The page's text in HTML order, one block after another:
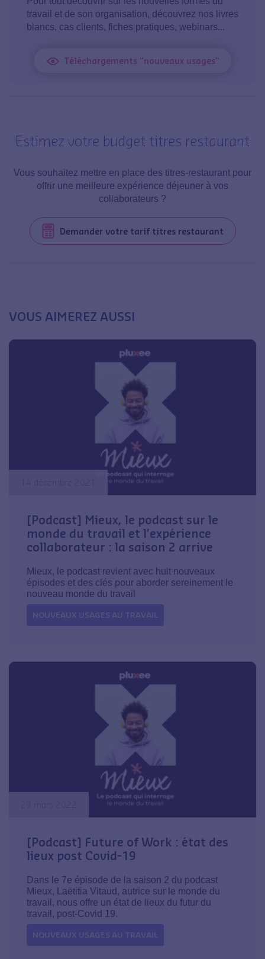
travail et de son organisation, découvrez nos livres
blancs, cas clients, fiches pratiques, webinars...
Téléchargements "nouveaux usages"
Estimez votre budget titres restaurant
Vous souhaitez mettre en place des titres-restaurant pour
offrir une meilleure expérience déjeuner à vos
collaborateurs ?
Demander votre tarif titres restaurant
VOUS AIMEREZ AUSSI
[Podcast] Mieux, le podcast sur le
monde du travail et l’expérience
collaborateur : la saison 2 arrive
Mieux, le podcast revient avec huit nouveaux
épisodes et des clés pour aborder sereinement le
nouveau monde du travail
NOUVEAUX USAGES AU TRAVAIL
[Podcast] Future of Work : état des
lieux post Covid-19
Dans le 7e épisode de la saison 2 du podcast
Mieux, Laëtitia Vitaud, autrice sur le monde du
travail, nous offre un état de lieux du futur du
travail, post-Covid 19.
NOUVEAUX USAGES AU TRAVAIL